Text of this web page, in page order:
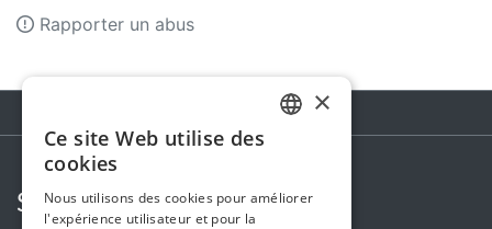
Rapporter un abus
Steunactie
×
Ce site Web utilise des
cookies
Nous utilisons des cookies pour améliorer
l'expérience utilisateur et pour la